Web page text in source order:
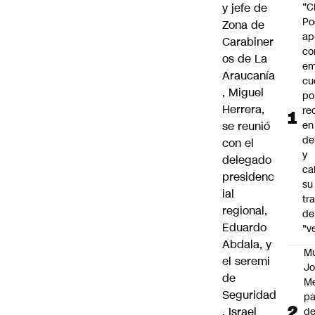
y jefe de
Zona de
Carabiner
os de La
Araucanía
, Miguel
Herrera,
se reunió
con el
delegado
presidenc
ial
regional,
Eduardo
Abdala, y
el seremi
de
Seguridad
, Israel
y
su
de
de